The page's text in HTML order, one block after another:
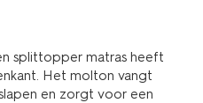
splittopper matras heeft
Het molton vangt
en zorgt voor een